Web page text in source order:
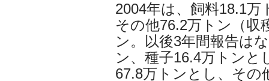
2004年は、飼料18.1
その他76.2万トン（収
ン。以後3年間報告は
ン、種子16.4万トンと
67.8万トンとし、そ